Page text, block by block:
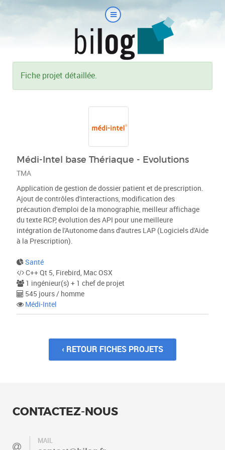
Fiche projet détaillée.
Médi-Intel base Thériaque - Evolutions
TMA
Application de gestion de dossier patient et de prescription.
Ajout de contrôles d'interactions, modification des
précaution d'emploi de la monographie, meilleur affichage
du texte RCP, évolution des API pour une meilleure
intégration de l'Autonome dans d'autres LAP (Logiciels d'Aide
à la Prescription).
Santé
C++ Qt 5, Firebird, Mac OSX
1 ingénieur(s) + 1 chef de projet
545 jours / homme
Médi-Intel
‹ RETOUR FICHES PROJETS
CONTACTEZ-NOUS
MAIL